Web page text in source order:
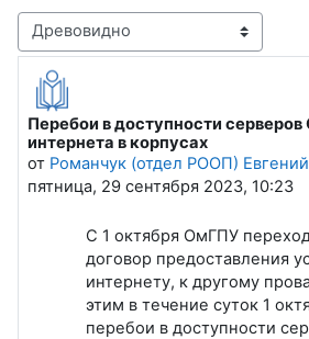
Режим отображения
Перебои в доступности
интернета в корпусах
от Романчук (отдел РООП)
пятница, 29 сентября 2023, 10:23
Количество ответов: 0
С 1 октября ОмГПУ
договор предоставления
интернету, к другому
этим в течение суток 1
перебои в доступности